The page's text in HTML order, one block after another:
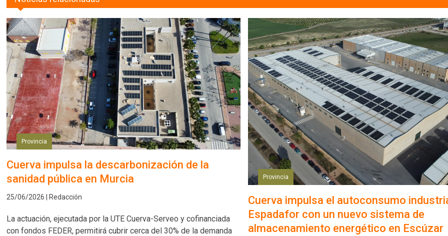
Provincia
Cuerva impulsa la descarbonización de la
sanidad pública en Murcia
25/06/2026 | Redacción
La actuación, ejecutada por la UTE Cuerva-Serveo y cofinanciada
con fondos FEDER, permitirá cubrir cerca del 30% de la demanda
Provincia
Cuerva impulsa el autoconsumo
Espadafor con un nuevo sistema de
almacenamiento energético en Escúzar